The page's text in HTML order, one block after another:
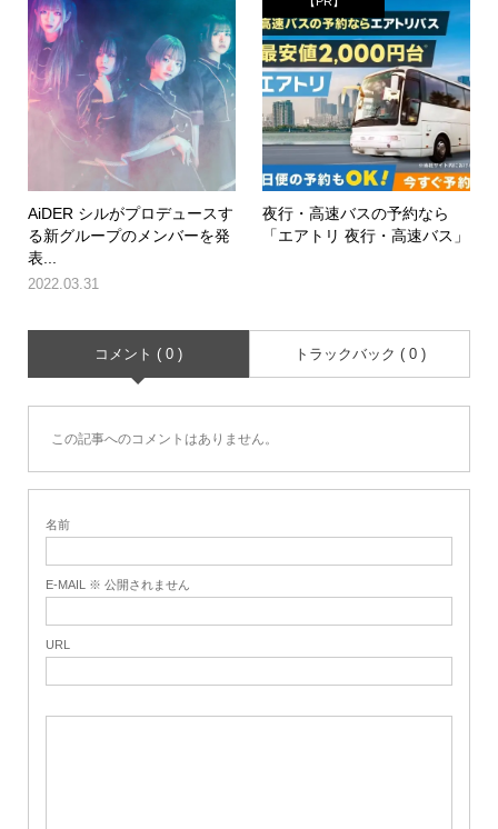
AiDER シルがプロデュースす
る新グループのメンバーを発
表...
2022.03.31
夜行・高速バスの予約なら
「エアトリ 夜行・高速バス」
コメント ( 0 ) トラックバック ( 0 )
この記事へのコメントはありません。
名前
E-MAIL ※ 公開されません
URL